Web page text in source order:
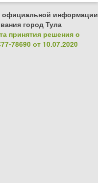
официальной информации
город Тула
принятия решения о
78690 от 10.07.2020